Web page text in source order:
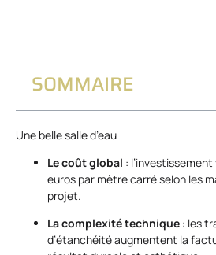
SOMMAIRE
Une belle salle d’eau
Le coût global :
euros par mètre carré selon les
projet.
La complexité technique : les
d’étanchéité augmentent la